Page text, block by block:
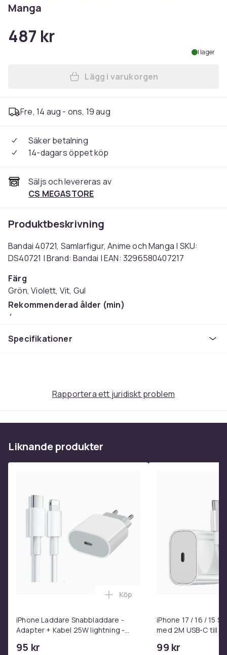
Manga
487 kr
I lager
Lägg till Bandai 40721,
Lägg i varukorgen
Fre, 14 aug - ons, 19 aug
Säker betalning
14-dagars öppet köp
Säljs och levereras av
CS MEGASTORE
Produktbeskrivning
Bandai 40721, Samlarfigur, Anime och Manga | SKU:
DS40721 | Brand: Bandai | EAN: 3296580407217
Färg
Grön, Violett, Vit, Gul
Rekommenderad ålder (min)
4
91ea2007-3664-57f1-9323-9e0dabb044b1
Specifikationer
Rapportera ett juridiskt problem
Liknande produkter
iPhone Laddare Snabbladdare -
Adapter + Kabel 25W lightning -
95 kr
Lägg till iPhone Laddare
Köp
iPhone 17 / 16 / 15
med 2M USB-C till
99 kr